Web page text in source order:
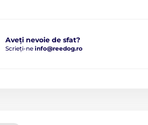
Aveți nevoie de sfat?
Scrieți-ne info@reedog.ro